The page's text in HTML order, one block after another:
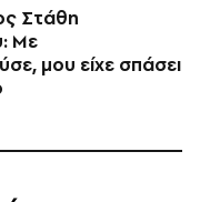
Στάθη
Με
μου είχε σπάσει